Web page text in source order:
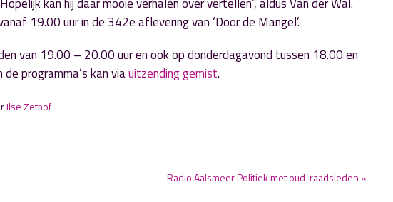
19.00 uur in de 342eaflevering van ‘Door de Mangel’.
van 19.00 – 20.00 uur en ook op donderdagavond tussen 18.00 en
programma’s kan viauitzending gemist.
Ilse Zethof
Radio Aalsmeer Politiek met oud-raadsleden »